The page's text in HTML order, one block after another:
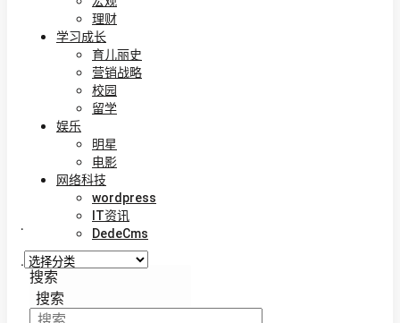
理财
学习成长
育儿丽史
营销战略
校园
留学
娱乐
明星
电影
网络科技
wordpress
IT资讯
DedeCms
.
.
搜索
搜索